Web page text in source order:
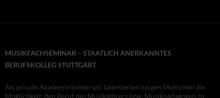
MUSIKFACHSEMINAR – STAATLICH ANERKANNTES
BERUFSKOLLEG STUTTGART
Als private Akademie bieten wir talentierten jungen Menschen die
Möglichkeit, den Beruf des Musiklehrers bzw. Musikpädagogen zu